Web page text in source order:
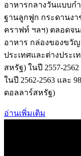
อาหารกลางวันแบบก
ฐานลูกฟูก กระดานงา
คราฟท์ ฯลฯ) ตลอดจ
อาหาร กล่องของขวั
ประเทศและต่างประเ
สหรัฐ) ในปี 2557-
ในปี 2562-2563 และ
ดอลลาร์สหรัฐ)
อ่านเพิ่มเติม